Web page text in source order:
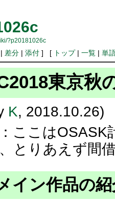
?p20181026c
差分| 添付] [ トップ| 一覧| 単
東京秋
K, 2018.10.26)
ここはOSASK
とりあえず間
イン作品の